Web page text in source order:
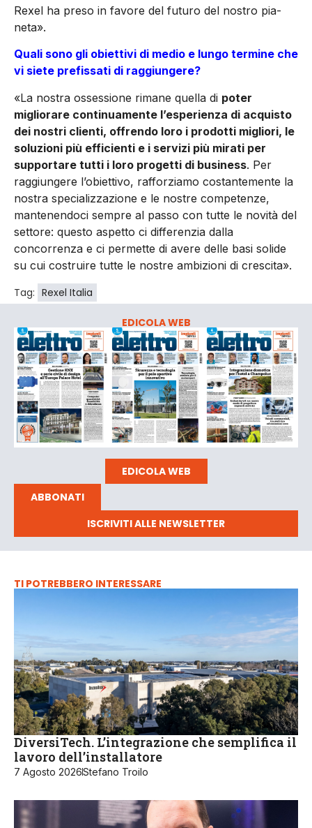
Rexel ha preso in favore del futuro del nostro pia­
neta».
Quali sono gli obiettivi di medio e lungo termine che
vi siete prefissati di raggiungere?
«La nostra ossessione rimane quella di poter
migliorare continuamente l’esperienza di acquisto
dei nostri clienti, offrendo loro i prodotti migliori, le
soluzioni più efficienti e i servizi più mirati per
supportare tutti i loro progetti di business. Per
raggiungere l’obiettivo, rafforziamo costantemente la
nostra specializzazione e le nostre competenze,
mantenendoci sempre al passo con tutte le novità del
settore: questo aspetto ci differenzia dalla
concorrenza e ci permette di avere delle basi solide
su cui costruire tutte le nostre ambizioni di crescita».
Tag: Rexel Italia
EDICOLA WEB
EDICOLA WEB
ABBONATI
ISCRIVITI ALLE NEWSLETTER
TI POTREBBERO INTERESSARE
DiversiTech. L’integrazione che semplifica il
lavoro dell’installatore
7 Agosto 2026Stefano Troilo